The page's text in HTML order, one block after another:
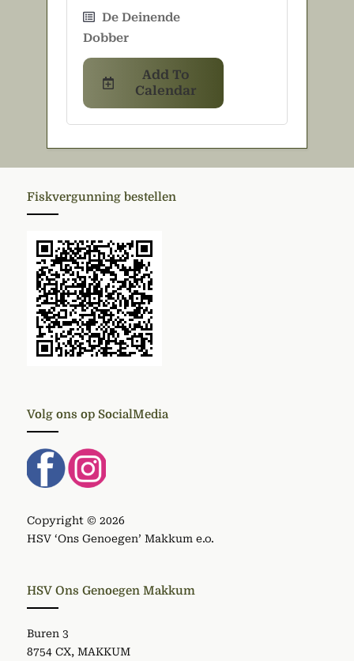
De Deinende
Dobber
Add To
Calendar
Fiskvergunning bestellen
Volg ons op SocialMedia
Copyright © 2026
HSV ‘Ons Genoegen’ Makkum e.o.
HSV Ons Genoegen Makkum
Buren 3
8754 CX, MAKKUM